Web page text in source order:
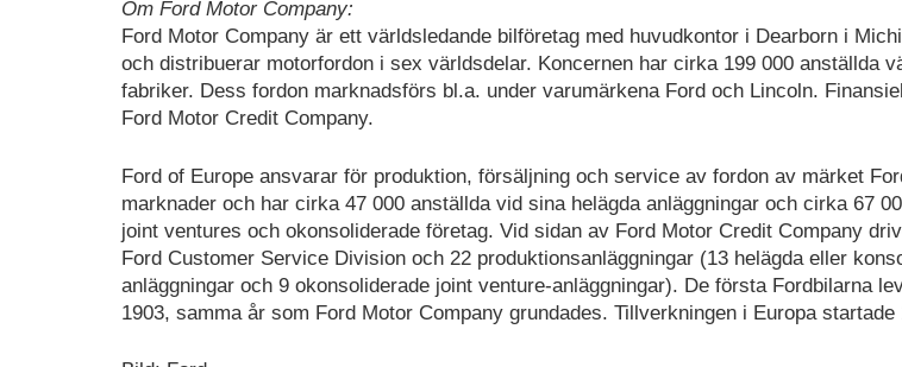
Om Ford Motor Company:
Ford Motor Company är ett världsledande bilföretag med huvudkontor i Dearborn i
och distribuerar motorfordon i sex världsdelar. Koncernen har cirka 199 000 anställda
fabriker. Dess fordon marknadsförs bl.a. under varumärkena Ford och Lincoln.
Ford Motor Credit Company.
Ford of Europe ansvarar för produktion, försäljning och service av fordon av märket
marknader och har cirka 47 000 anställda vid sina helägda anläggningar och cirka 67
joint ventures och okonsoliderade företag. Vid sidan av Ford Motor Credit Company
Ford Customer Service Division och 22 produktionsanläggningar (13 helägda eller
anläggningar och 9 okonsoliderade joint venture-anläggningar). De första Fordbilarna
1903, samma år som Ford Motor Company grundades. Tillverkningen i Europa startade